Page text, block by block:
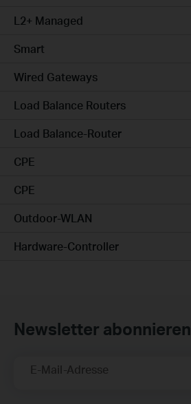
L2+ Managed
Smart
Wired Gateways
Load Balance Routers
Load Balance-Router
CPE
CPE
Outdoor-WLAN
Hardware-Controller
Newsletter abonnieren
E-Mail-Adresse